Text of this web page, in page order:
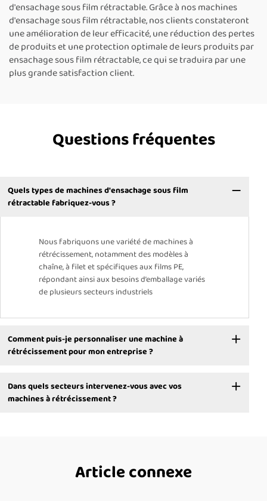
d'ensachage sous film rétractable. Grâce à nos machines
d'ensachage sous film rétractable, nos clients constateront
une amélioration de leur efficacité, une réduction des pertes
de produits et une protection optimale de leurs produits par
ensachage sous film rétractable, ce qui se traduira par une
plus grande satisfaction client.
Questions fréquentes
Quels types de machines d'ensachage sous film
rétractable fabriquez-vous ?
Nous fabriquons une variété de machines à
rétrécissement, notamment des modèles à
chaîne, à filet et spécifiques aux films PE,
répondant ainsi aux besoins d’emballage variés
de plusieurs secteurs industriels
Comment puis-je personnaliser une machine à
rétrécissement pour mon entreprise ?
Dans quels secteurs intervenez-vous avec vos
machines à rétrécissement ?
Article connexe